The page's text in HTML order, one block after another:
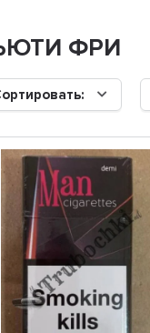
ФРИ